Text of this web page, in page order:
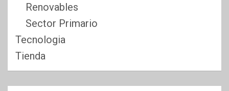
Renovables
Sector Primario
Tecnologia
Tienda